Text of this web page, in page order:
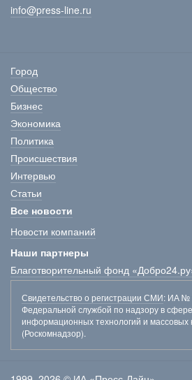
info@press-line.ru
Город
Общество
Бизнес
Экономика
Политика
Происшествия
Интервью
Статьи
Все новости
Новости компаний
Наши партнеры
Благотворительный фонд
Свидетельство о регистрации СМИ: ИА №
Федеральной службой по надзору в
информационных технологий и массовых
(Роскомнадзор).